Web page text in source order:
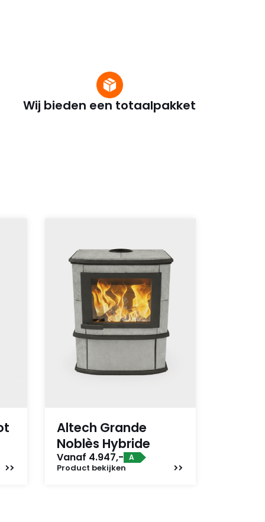
Wij bieden een totaalpakket
Altech Grande
Noblès Hybride
Vanaf 4.947,- A
Product bekijken